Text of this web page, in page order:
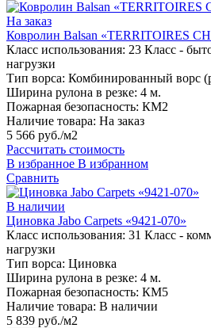
На заказ
Ковролин Balsan «TERRITOIRES
Класс использования: 23 Класс -
нагрузки
Тип ворса: Комбинированный ворс
Ширина рулона в резке: 4 м.
Пожарная безопасность: КМ2
Наличие товара: На заказ
5 566 руб./м2
Рассчитать стоимость
В избранное В избранном
Сравнить
В наличии
Циновка Jabo Carpets «9421-070»
Класс использования: 31 Класс -
нагрузки
Тип ворса: Циновка
Ширина рулона в резке: 4 м.
Пожарная безопасность: КМ5
Наличие товара: В наличии
5 839 руб./м2